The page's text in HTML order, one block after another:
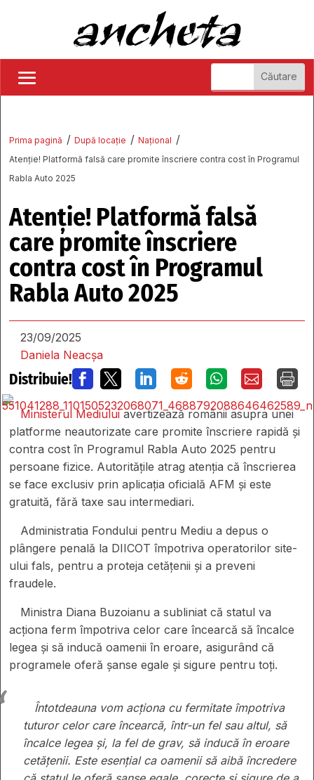
Prima pagină / După locație / Național /
Atenție! Platformă falsă care promite înscriere contra cost în Programul
Rabla Auto 2025
Atenție! Platformă falsă
care promite înscriere
contra cost în Programul
Rabla Auto 2025
23/09/2025
Daniela Neacșa
Distribuie!       
Ministerul Mediuluiavertizează românii asupra unei
platforme neautorizate care promite înscriere rapidă și
contra cost în Programul Rabla Auto 2025 pentru
persoane fizice. Autoritățile atrag atenția că înscrierea
se face exclusiv prin aplicația oficială AFM și este
gratuită, fără taxe sau intermediari.
Administratia Fondului pentru Mediu a depus o
plângere penală la DIICOT împotriva operatorilor site-
ului fals, pentru a proteja cetățenii și a preveni
fraudele.
Ministra Diana Buzoianu a subliniat că statul va
acționa ferm împotriva celor care încearcă să încalce
legea și să inducă oamenii în eroare, asigurând că
programele oferă șanse egale și sigure pentru toți.
Întotdeauna vom acționa cu fermitate împotriva
tuturor celor care încearcă, într-un fel sau altul, să
încalce legea și, la fel de grav, să inducă în eroare
cetățenii. Este esențial ca oamenii să aibă încredere